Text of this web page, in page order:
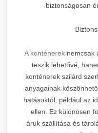
biztonságosan
A konténerek nemcsak
teszik lehetővé,
konténerek szilárd
anyagainak
hatásoktól, például az
ellen. Ez különösen
áruk szállítása és